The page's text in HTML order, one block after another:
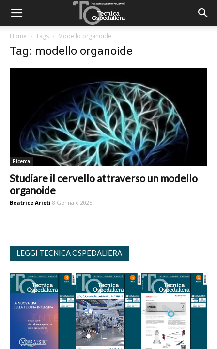
Home Tags Modello organoide
Tag: modello organoide
Ricerca
Studiare il cervello attraverso un modello
organoide
Beatrice Arieti 8 Gennaio 2025
LEGGI TECNICA OSPEDALIERA